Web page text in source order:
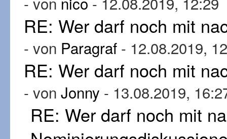
RE: Wer darf noch mit
- von Paragraf - 12.08.2019,
RE: Wer darf noch mit
- von Jonny - 13.08.2019,
RE: Wer darf noch mit